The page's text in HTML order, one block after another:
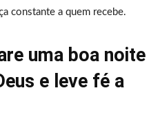
constante a quem recebe.
uma boa noite
e leve fé a